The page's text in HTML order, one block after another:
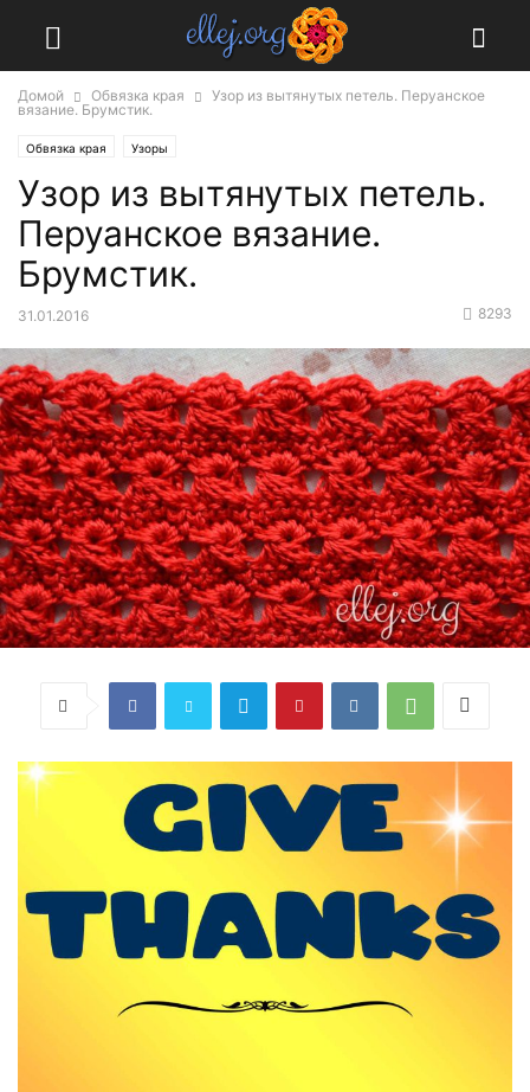
Домой Обвязка края
Узор из вытянутых петель. Перуанское
вязание. Брумстик.
Обвязка края Узоры
Узор из вытянутых петель.
Перуанское вязание.
Брумстик.
31.01.2016 8293